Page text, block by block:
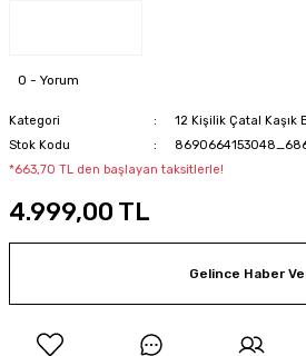
0 - Yorum
Kategori
12 Kişilik Çatal Kaşık
Stok Kodu
*663,70 TL den başlayan taksitlerle!
4.999,00 TL
Gelince Haber